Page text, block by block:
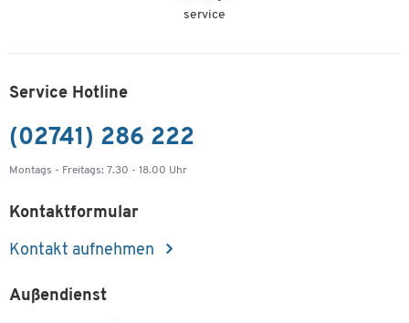
service
Service Hotline
(02741) 286 222
Montags - Freitags: 7.30 - 18.00 Uhr
Kontaktformular
Kontakt aufnehmen
Außendienst